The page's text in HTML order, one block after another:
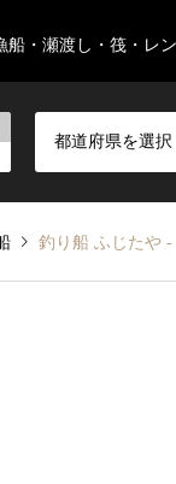
船・瀬渡し・筏・レ
都道府県を選択
釣り船 ふじたや